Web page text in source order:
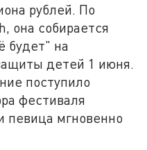
рублей. По
она собирается
будет" на
детей 1 июня.
поступило
фестиваля
певица мгновенно